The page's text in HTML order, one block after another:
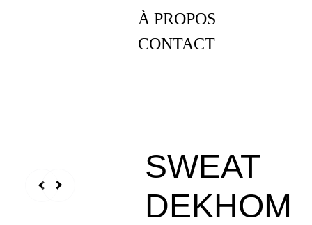
À PROPOS
CONTACT
SWEAT
DEKHOM